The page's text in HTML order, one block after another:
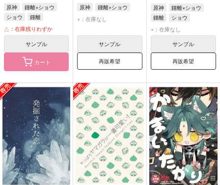
原神
鍾離×ショウ
ショウ
鍾離
△：在庫残りわずか
サンプル
カート
原神
鍾離×ショウ
×：在庫なし
サンプル
再販希望
原神
鍾離×ショウ
鍾離
ショウ
×：在庫なし
サンプル
再販希望